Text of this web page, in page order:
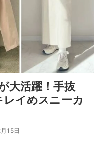
大活躍！手抜
イめスニーカ
15日